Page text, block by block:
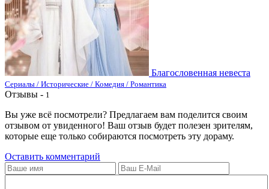
Благословенная невеста
Сериалы / Исторические / Комедия / Романтика
Отзывы - 1
Вы уже всё посмотрели? Предлагаем вам поделится своим
отзывом от увиденного! Ваш отзыв будет полезен зрителям,
которые еще только собираются посмотреть эту дораму.
Оставить комментарий